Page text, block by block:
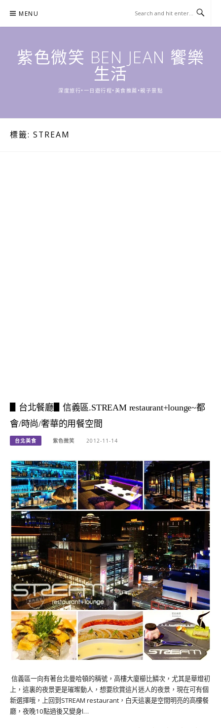
content
MENU
紫色微笑 BEN JEAN 饗樂
生活
深度旅行•一日遊行程•美食推薦•親子景點
標籤: STREAM
▋台北餐廳▋信義區.STREAM restaurant+lounge~都
會/時尚/奢華的用餐空間
台北美食 紫色微笑 2012-11-14
信義區一向有著台北曼哈頓的稱號，高樓大廈櫛比鱗次，尤其是華燈初
上，這裏的夜景更是璀璨動人，想要欣賞這片迷人的夜景，現在可有個
新選擇哦，上回到STREAM restaurant，白天這裏是空間明亮的高樓餐
廳，夜晚10點過後又變身l…